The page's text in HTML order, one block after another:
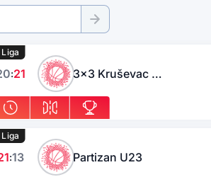
:21 3x3 Kruševac Master
Liga
:13 Partizan U23
Liga